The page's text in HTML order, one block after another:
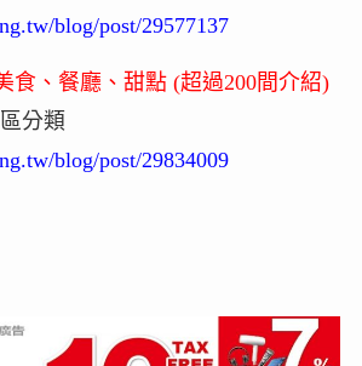
blog/post/29577137
食、餐廳、甜點 (超過200間介紹)
分類
blog/post/29834009